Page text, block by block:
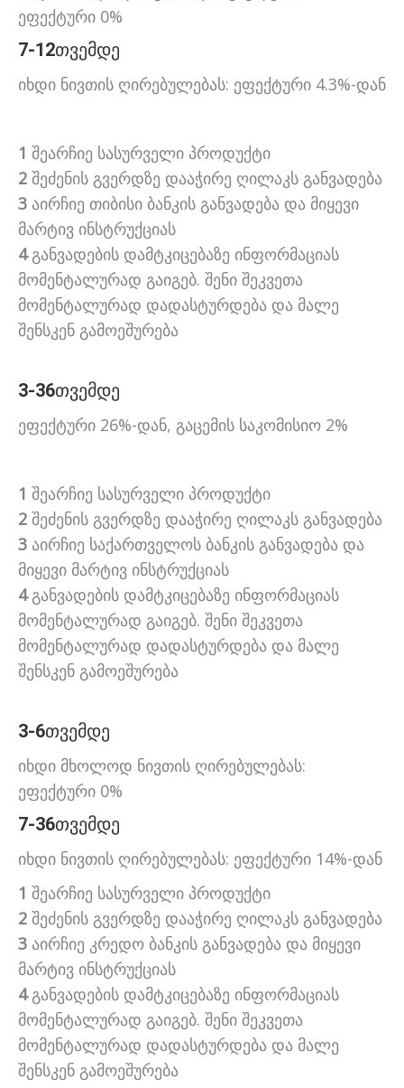
ეფექტური 0%
7-12თვემდე
იხდი ნივთის ღირებულებას: ეფექტური 4.3%-დან
1 შეარჩიე სასურველი პროდუქტი
2 შეძენის გვერდზე დააჭირე ღილაკს განვადება
3 აირჩიე თიბისი ბანკის განვადება და მიყევი
მარტივ ინსტრუქციას
4განვადების დამტკიცებაზე ინფორმაციას
მომენტალურად გაიგებ. შენი შეკვეთა
მომენტალურად დადასტურდება და მალე
შენსკენ გამოეშურება
3-36თვემდე
ეფექტური 26%-დან, გაცემის საკომისიო 2%
1 შეარჩიე სასურველი პროდუქტი
2 შეძენის გვერდზე დააჭირე ღილაკს განვადება
3 აირჩიე საქართველოს ბანკის განვადება და
მიყევი მარტივ ინსტრუქციას
4განვადების დამტკიცებაზე ინფორმაციას
მომენტალურად გაიგებ. შენი შეკვეთა
მომენტალურად დადასტურდება და მალე
შენსკენ გამოეშურება
3-6თვემდე
იხდი მხოლოდ ნივთის ღირებულებას:
ეფექტური 0%
7-36თვემდე
იხდი ნივთის ღირებულებას: ეფექტური 14%-დან
1 შეარჩიე სასურველი პროდუქტი
2 შეძენის გვერდზე დააჭირე ღილაკს განვადება
3 აირჩიე კრედო ბანკის განვადება და მიყევი
მარტივ ინსტრუქციას
4განვადების დამტკიცებაზე ინფორმაციას
მომენტალურად გაიგებ. შენი შეკვეთა
მომენტალურად დადასტურდება და მალე
შენსკენ გამოეშურება